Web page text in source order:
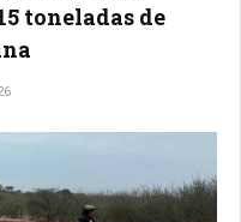
toneladas de